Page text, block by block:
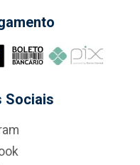
Sociais